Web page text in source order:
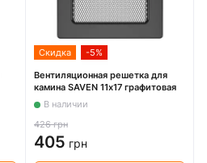
Скидка -5%
Вентиляционная решетка для
камина SAVEN 11х17 графитовая
В наличии
426 грн
405 грн